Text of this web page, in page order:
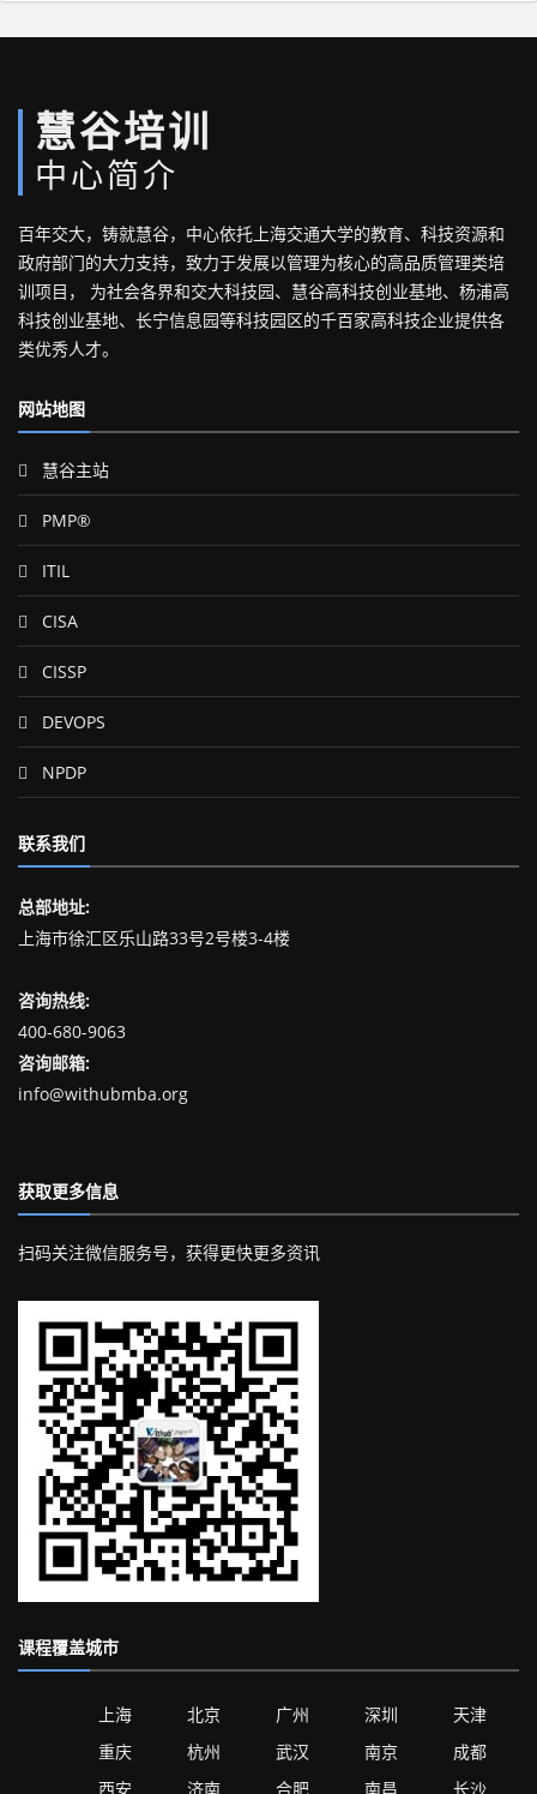
慧谷培训
中心简介
百年交大，铸就慧谷，中心依托上海交通大学的教育、科技资源和
政府部门的大力支持，致力于发展以管理为核心的高品质管理类培
训项目， 为社会各界和交大科技园、慧谷高科技创业基地、杨浦高
科技创业基地、长宁信息园等科技园区的千百家高科技企业提供各
类优秀人才。
网站地图
慧谷主站
PMP®
ITIL
CISA
CISSP
DEVOPS
NPDP
联系我们
总部地址:
上海市徐汇区乐山路33号2号楼3-4楼
咨询热线:
400-680-9063
咨询邮箱:
info@withubmba.org
获取更多信息
扫码关注微信服务号，获得更快更多资讯
课程覆盖城市
上海 北京 广州 深圳
天津
重庆
杭州 武汉 南京
成都
西安
济南 合肥 南昌 长沙